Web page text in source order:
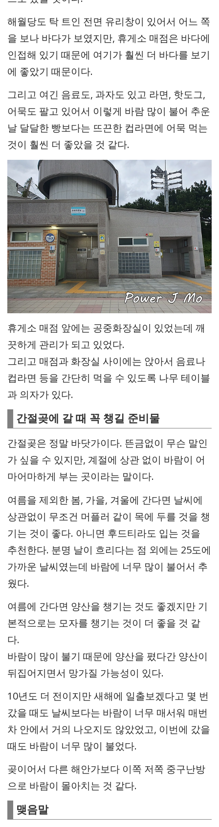
해월당도 탁 트인 전면 유리창이 있어서 어느 쪽
을 보나 바다가 보였지만, 휴게소 매점은 바다에
인접해 있기 때문에 여기가 훨씬 더 바다를 보기
에 좋았기 때문이다.
그리고 여긴 음료도, 과자도 있고 라면, 핫도그,
어묵도 팔고 있어서 이렇게 바람 많이 불어 추운
날 달달한 빵보다는 뜨끈한 컵라면에 어묵 먹는
것이 훨씬 더 좋았을 것 같다.
휴게소 매점 앞에는 공중화장실이 있었는데 깨
끗하게 관리가 되고 있었다.
그리고 매점과 화장실 사이에는 앉아서 음료나
컵라면 등을 간단히 먹을 수 있도록 나무 테이블
과 의자가 있다.
간절곶에 갈 때 꼭 챙길 준비물
간절곶은 정말 바닷가이다. 뜬금없이 무슨 말인
가 싶을 수 있지만, 계절에 상관 없이 바람이 어
마어마하게 부는 곳이라는 말이다.
여름을 제외한 봄, 가을, 겨울에 간다면 날씨에
상관없이 무조건 머플러 같이 목에 두를 것을 챙
기는 것이 좋다. 아니면 후드티라도 입는 것을
추천한다. 분명 날이 흐리다는 점 외에는 25도에
가까운 날씨였는데 바람에 너무 많이 불어서 추
웠다.
여름에 간다면 양산을 챙기는 것도 좋겠지만 기
본적으로는 모자를 챙기는 것이 더 좋을 것 같
다.
바람이 많이 불기 때문에 양산을 폈다간 양산이
뒤집어지면서 망가질 가능성이 있다.
10년도 더 전이지만 새해에 일출보겠다고 몇 번
갔을 때도 날씨보다는 바람이 너무 매서워 매번
차 안에서 거의 나오지도 않았었고, 이번에 갔을
때도 바람이 너무 많이 불었다.
곶이어서 다른 해안가보다 이쪽 저쪽 중구난방
으로 바람이 몰아치는 것 같다.
맺음말